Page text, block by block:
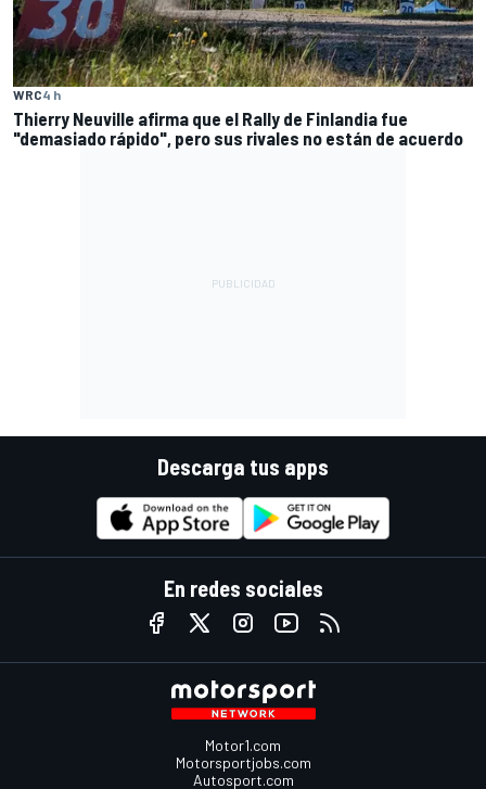
WRC4 h
Thierry Neuville afirma que el Rally de Finlandia fue
"demasiado rápido", pero sus rivales no están de acuerdo
Descarga tus apps
En redes sociales
Motor1.com
Motorsportjobs.com
Autosport.com